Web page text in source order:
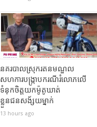
នគរបាលស្រុករតនមណ្ឌល
សហការបង្រ្កាបករណីរំលោភលើ
ទំនុកចិត្តយកម៉ូតូឃាត់
ខ្លួនជនសង័្សយម្នាក់
13 hours ago